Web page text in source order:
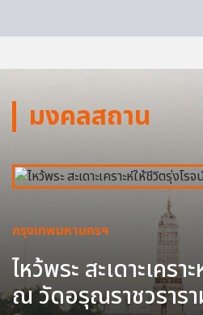
มงคลสถาน
กรุงเทพมหานครฯ
ไหว้พระ สะเดาะเคร
ณ วัดอรุณราชวราร